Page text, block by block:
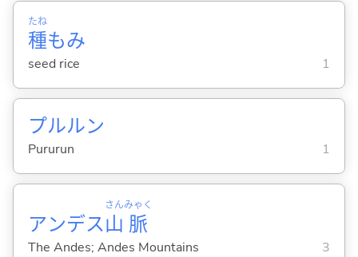
種
たね
もみ
seed rice 1
プルルン
Pururun 1
アンデス山
さん
脈
みゃく
The Andes; Andes Mountains 3